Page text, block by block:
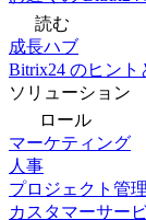
読む
成長ハブ
Bitrix24 のヒント
ソリューション
ロール
マーケティング
人事
プロジェクト管理
カスタマーサー